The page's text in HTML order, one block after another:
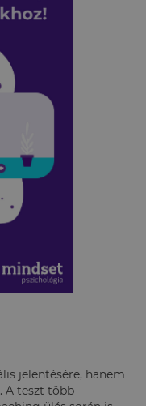
jelentésére, hanem
A teszt több